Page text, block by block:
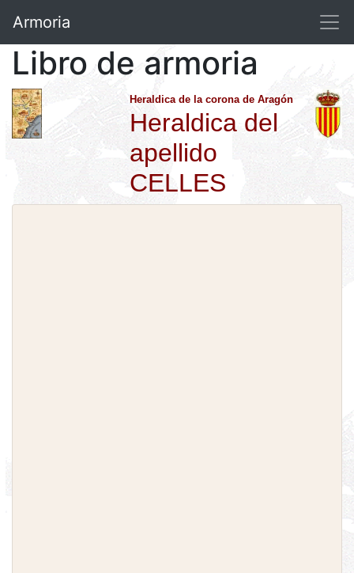
Armoria
Libro de armoria
Heraldica de la corona de Aragón
Heraldica del
apellido
CELLES